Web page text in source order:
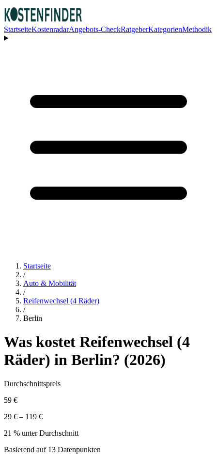
StartseiteKostenradarAngebots-CheckRatgeberKategorienMethodik
Startseite
/
Auto & Mobilität
/
Reifenwechsel (4 Räder)
/
Berlin
Was kostet Reifenwechsel (4
Räder) in Berlin? (2026)
Durchschnittspreis
59 €
29 € – 119 €
21 % unter Durchschnitt
Basierend auf 13 Datenpunkten